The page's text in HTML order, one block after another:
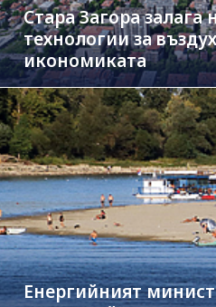
Стара Загора залага
технологии за
икономиката
Енергийният